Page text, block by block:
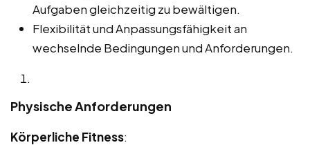
Aufgaben gleichzeitig zu bewältigen.
Flexibilität und Anpassungsfähigkeit an
wechselnde Bedingungen und Anforderungen.
Physische Anforderungen
Körperliche Fitness: